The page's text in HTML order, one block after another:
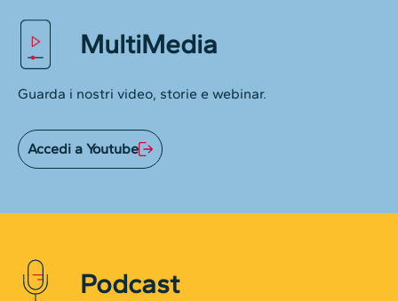
MultiMedia
Guarda i nostri video, storie e webinar.
Accedi a Youtube
Podcast